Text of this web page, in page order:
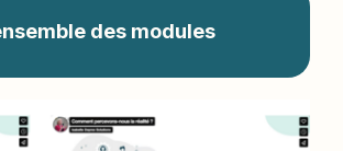
des modules